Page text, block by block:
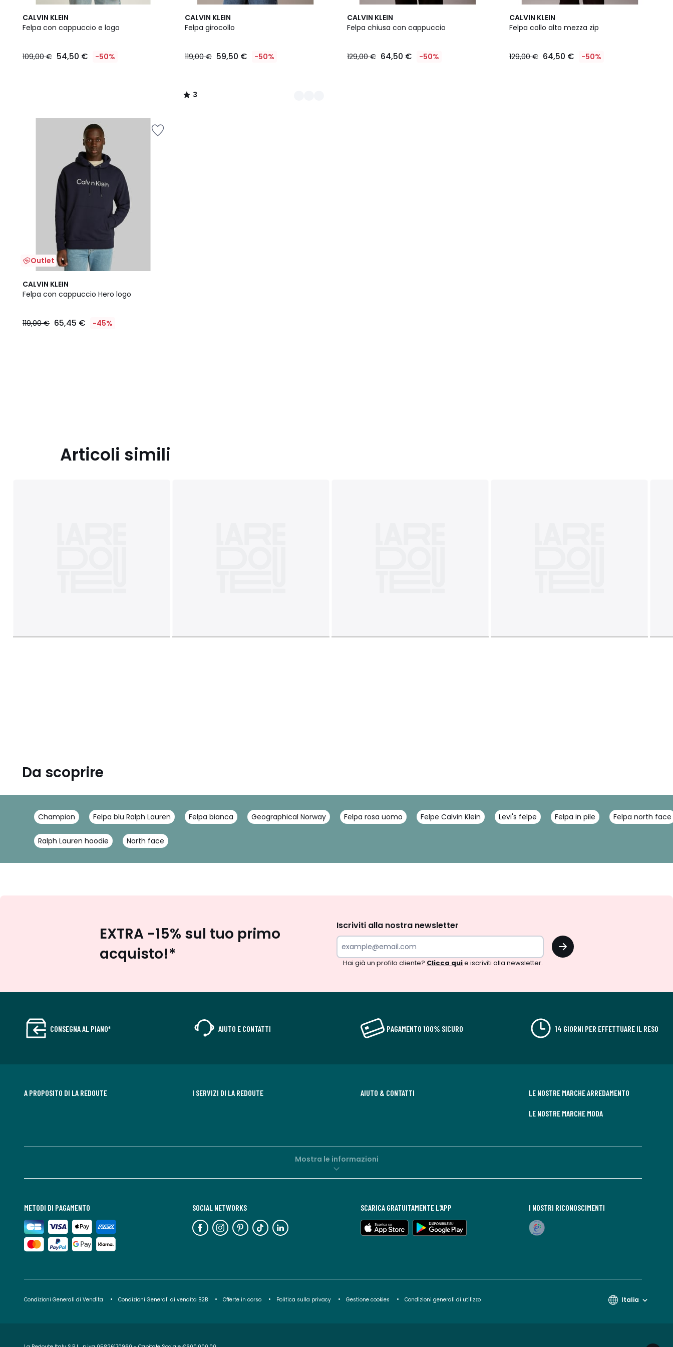
CALVIN KLEIN
Felpa con cappuccio e logo
€
109,00 € 54,50 € -50%
CALVIN KLEIN
Felpa girocollo
119,00 € 59,50 € -50%
3
/
2
Colori
3
/
CALVIN KLEIN
Felpa chiusa con cappuccio
129,00 € 64,50 € -50%
CALVIN KLEIN
Felpa collo alto mezza zip
129,00 € 64,50 € -50%
Outlet
CALVIN KLEIN
Felpa con cappuccio Hero logo
119,00 € 65,45 € -45%
Articoli simili
Da scoprire
Champion Felpa blu Ralph Lauren Felpa bianca Geographical Norway Felpa rosa uomo Felpe Calvin Klein Levi's felpe Felpa in pile Felpa north face
Ralph Lauren hoodie North face
EXTRA -15% sul tuo primo
acquisto!*
Iscriviti alla nostra newsletter
OK
Hai già un profilo cliente? Clicca quie iscriviti alla newsletter.
CONSEGNA AL PIANO* AIUTO E CONTATTI PAGAMENTO 100% SICURO 14 GIORNI PER EFFETTUARE IL RESO
A PROPOSITO DI LA REDOUTE I SERVIZI DI LA REDOUTE AIUTO & CONTATTI LE NOSTRE MARCHE ARREDAMENTO
LE NOSTRE MARCHE MODA
Mostra le informazioni
METODI DI PAGAMENTO SOCIAL NETWORKS SCARICA GRATUITAMENTE L'APP I NOSTRI RICONOSCIMENTI
Condizioni Generali di Vendita Condizioni Generali di vendita B2B Offerte in corso Politica sulla privacy Gestione cookies Condizioni generali di utilizzo Italia